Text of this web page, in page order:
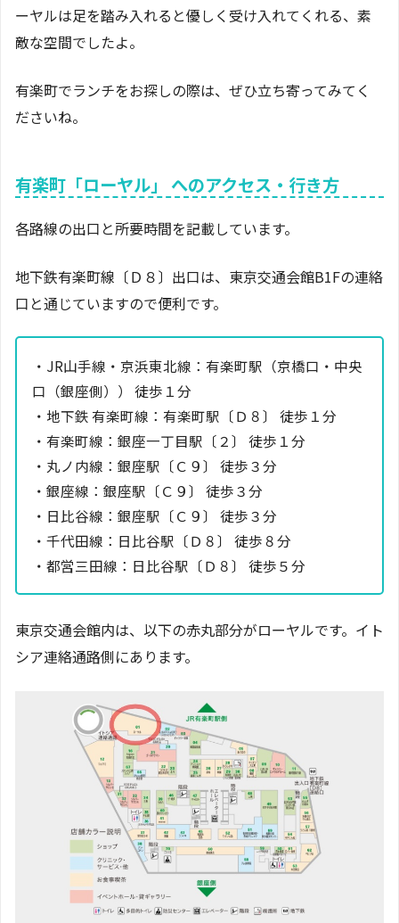
ーヤルは足を踏み入れると優しく受け入れてくれる、素
敵な空間でしたよ。
有楽町でランチをお探しの際は、ぜひ立ち寄ってみてく
ださいね。
有楽町「ローヤル」 へのアクセス・行き方
各路線の出口と所要時間を記載しています。
地下鉄有楽町線〔Ｄ８〕出口は、東京交通会館B1Fの連絡
口と通じていますので便利です。
・JR山手線・京浜東北線：有楽町駅（京橋口・中央
口（銀座側）） 徒歩１分
・地下鉄 有楽町線：有楽町駅〔Ｄ８〕 徒歩１分
・有楽町線：銀座一丁目駅〔２〕 徒歩１分
・丸ノ内線：銀座駅〔Ｃ９〕 徒歩３分
・銀座線：銀座駅〔Ｃ９〕 徒歩３分
・日比谷線：銀座駅〔Ｃ９〕 徒歩３分
・千代田線：日比谷駅〔Ｄ８〕 徒歩８分
・都営三田線：日比谷駅〔Ｄ８〕 徒歩５分
東京交通会館内は、以下の赤丸部分がローヤルです。イト
シア連絡通路側にあります。